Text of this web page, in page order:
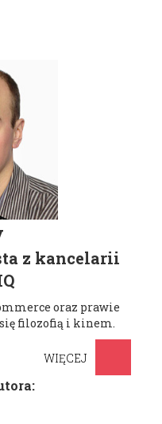
z kancelarii
oraz prawie
filozofią i kinem.
WIĘCEJ